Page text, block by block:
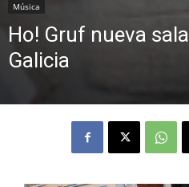
Música
Ho! Gruf nueva
Galicia